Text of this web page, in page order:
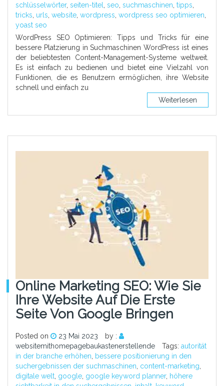
schlüsselwörter, seiten-titel seo suchmaschinen tipps
tricks urls website wordpress wordpress seo optimieren
yoast seo
WordPress SEO Optimieren: Tipps und Tricks für eine
bessere Platzierung in Suchmaschinen WordPress ist eines
der beliebtesten Content-Management-Systeme weltweit.
Es ist einfach zu bedienen und bietet eine Vielzahl von
Funktionen, die es Benutzern ermöglichen, ihre Website
schnell und einfach zu
Weiterlesen
Online Marketing SEO: Wie Sie
Ihre Website Auf Die Erste
Seite Von Google Bringen
Posted on 23 Mai 2023
by :
websitemithomepagebaukastenerstellende
Tags: autorität
in der branche erhöhen, bessere positionierung in den
suchergebnissen der suchmaschinen, content-marketing,
digitale welt, google, google keyword planner, höhere